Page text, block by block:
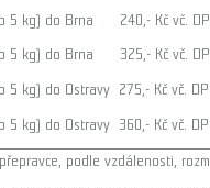
5 kg) do Brna 240,- Kč vč.
5 kg) do Brna 325,- Kč vč.
5 kg) do Ostravy 275,- Kč vč.
5 kg) do Ostravy 360,- Kč vč.
podle vzdálenosti,